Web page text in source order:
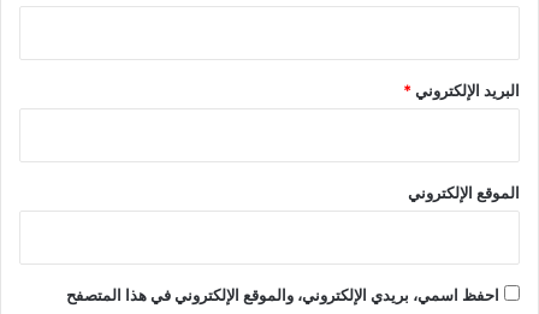
البريد الإلكتروني*
الموقع الإلكتروني
احفظ اسمي، بريدي الإلكتروني، والموقع الإلكتروني في هذا المتصفح